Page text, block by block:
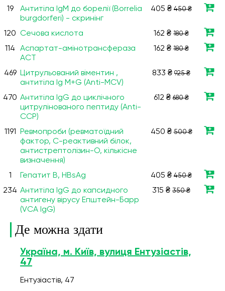
19
Антитіла IgM до борелії (Borrelia
burgdorferi) - скринінг
405 ₴ 450 ₴
120 Сечова кислота 162 ₴ 180 ₴
114
Аспартат-амінотрансфераза
АСТ
162 ₴ 180 ₴
469 Цитрульований віментин ,
антитіла Ig M+G (Anti-MCV)
833 ₴ 925 ₴
470 Антитіла IgG до циклічного
цитрулінованого пептиду (Anti-
CCP)
612 ₴ 680 ₴
1191
Ревмопроби (ревматоїдний
фактор, С-реактивний білок,
антистрептолізин-О, кількісне
визначення)
450 ₴500 ₴
1 Гепатит В, HBsAg 405 ₴ 450 ₴
234 Антитіла IgG до капсидного
антигену вірусу Епштейн-Барр
(VCA IgG)
315 ₴ 350 ₴
Де можна здати
Україна, м. Київ, вулиця Ентузіастів,
47
Ентузіастів, 47